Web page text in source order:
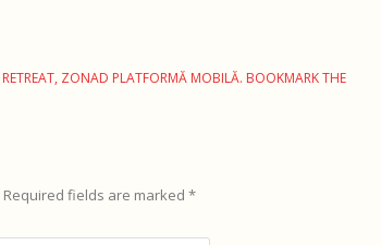
RETREAT, ZONAD PLATFORMĂ MOBILĂ. BOOKMARK THE
Required fields are marked *